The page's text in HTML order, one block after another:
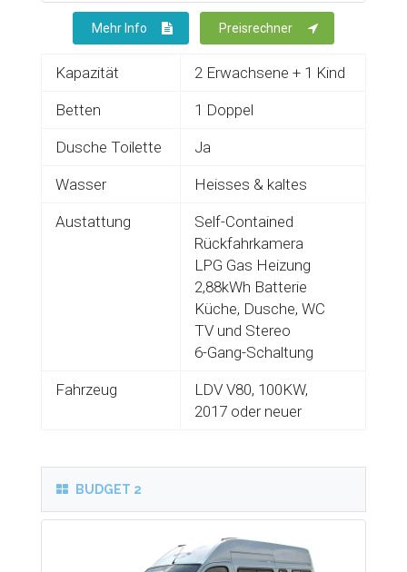
Mehr Info Preisrechner
Kapazität 2 Erwachsene + 1 Kind
Betten 1 Doppel
Dusche Toilette Ja
Wasser Heisses & kaltes
Austattung
Self-Contained
Rückfahrkamera
LPG Gas Heizung
2,88kWh Batterie
Küche, Dusche, WC
TV und Stereo
6-Gang-Schaltung
Fahrzeug
LDV V80, 100KW,
2017 oder neuer
BUDGET 2